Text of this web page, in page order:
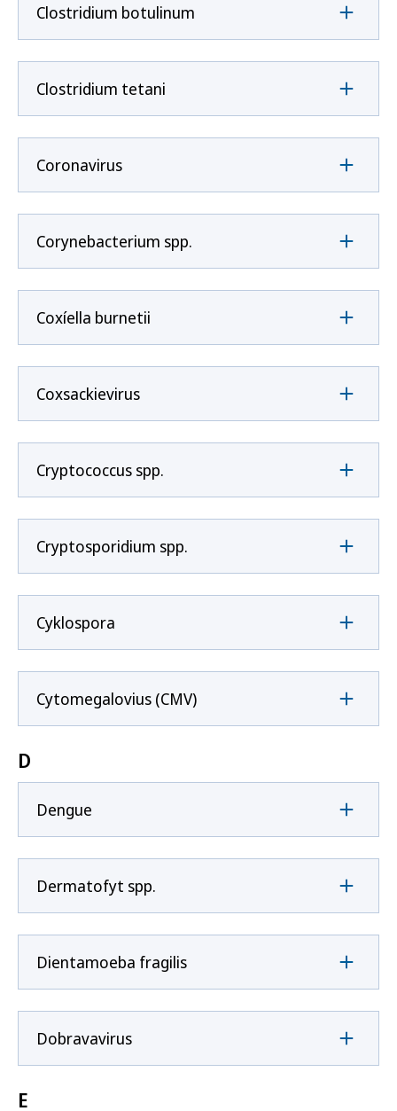
Clostridium botulinum
Clostridium tetani
Coronavirus
Corynebacterium spp.
Coxíella burnetii
Coxsackievirus
Cryptococcus spp.
Cryptosporidium spp.
Cyklospora
Cytomegalovius (CMV)
D
Dengue
Dermatofyt spp.
Dientamoeba fragilis
Dobravavirus
E